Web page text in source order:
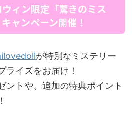
ィン限定「驚きのミス
ャンペーン開催！
が特別なミステリー
ライズをお届け！
ントや、追加の特典ポイント